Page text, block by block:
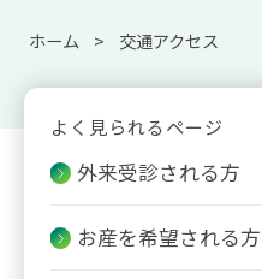
ホーム 交通アクセス
よく見られるページ
外来受診される方
お産を希望される方